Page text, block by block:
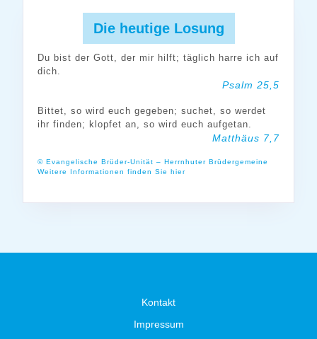
Die heutige Losung
Du bist der Gott, der mir hilft; täglich harre ich auf
dich.
Psalm 25,5
Bittet, so wird euch gegeben; suchet, so werdet
ihr finden; klopfet an, so wird euch aufgetan.
Matthäus 7,7
© Evangelische Brüder-Unität – Herrnhuter Brüdergemeine
Weitere Informationen finden Sie hier
Kontakt
Impressum